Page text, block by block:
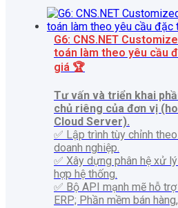
G6: CNS.NET
toán làm theo yêu cầu
giá 🏆
Tư vấn và triển khai
chủ riêng của đơn vị
Cloud Server).
✅ Lập trình tùy chỉnh
doanh nghiệp.
✅ Xây dựng phân hệ xử
hợp hệ thống.
✅ Bộ API mạnh mẽ hỗ
ERP; Phần mềm bán